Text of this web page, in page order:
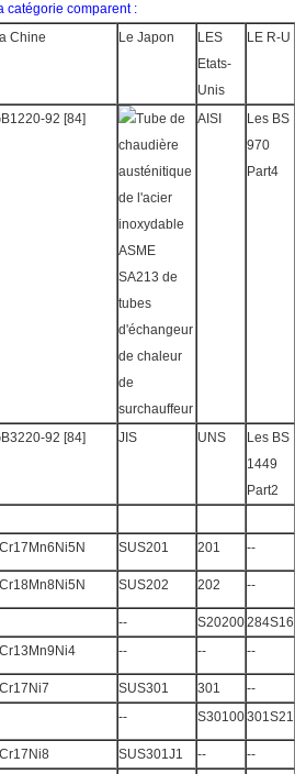
catégorie comparent :
Chine
Le Japon
LES
Etats-
Unis
LE R-U
92 [84] AISI
Les BS
970
Part4
92 [84] JIS UNS
Les BS
1449
Part2
SUS201 201 --
SUS202 202 --
-- S20200284S16
-- -- --
SUS301 301 --
-- S30100301S21
SUS301J1 -- --